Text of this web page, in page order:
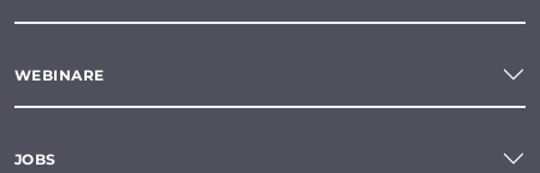
WEBINARE
JOBS